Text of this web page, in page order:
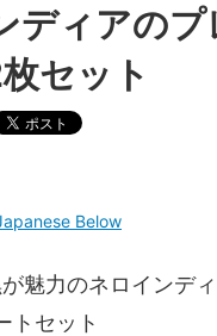
ディアのプ
枚セット
Below
魅力のネロインデ
トセット